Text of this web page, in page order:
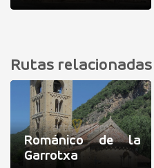
Rutas relacionadas
Románico de la
Garrotxa